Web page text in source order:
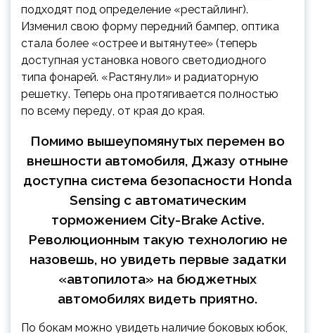
подходят под определение «рестайлинг).
Изменил свою форму передний бампер, оптика
стала более «острее и вытянутее» (теперь
доступная установка нового светодиодного
типа фонарей. «Растянули» и радиаторную
решетку. Теперь она протягивается полностью
по всему переду, от края до края.
Помимо вышеупомянутых перемен во
внешности автомобиля, Джазу отныне
доступна система безопасности Honda
Sensing с автоматическим
торможением City-Brake Active.
Революционным такую технологию не
назовешь, но увидеть первые задатки
«автопилота» на бюджетных
автомобилях видеть приятно.
По бокам можно увидеть наличие боковых юбок,